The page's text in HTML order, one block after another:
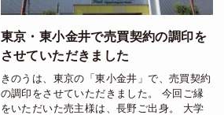
東京・東小金井で売買契約の調印を
させていただきました
きのうは、東京の「東小金井」で、売買契約
の調印をさせていただきました。 今回ご縁
をいただいた売主様は、長野ご出身。 大学